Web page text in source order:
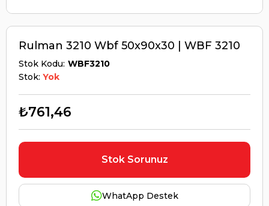
Rulman 3210 Wbf 50x90x30 | WBF 3210
Stok Kodu WBF3210
Stok: Yok
₺761,46
Stok Sorunuz
WhatApp Destek